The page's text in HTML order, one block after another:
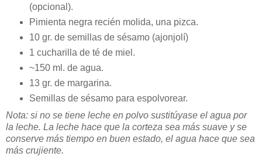
(opcional).
Pimienta negra recién molida, una pizca.
10 gr. de semillas de sésamo (ajonjolí)
1 cucharilla de té de miel.
~150 ml. de agua.
13 gr. de margarina.
Semillas de sésamo para espolvorear.
Nota: si no se tiene leche en polvo sustitúyase el agua por
la leche. La leche hace que la corteza sea más suave y se
conserve más tiempo en buen estado, el agua hace que sea
más crujiente.